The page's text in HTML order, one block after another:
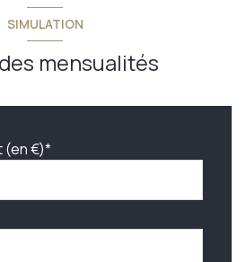
SIMULATION
mensualités
(en €)*